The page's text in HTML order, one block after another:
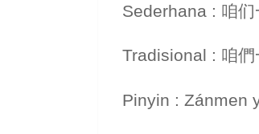
Sederhana : 咱
Tradisional : 咱
Pinyin : Zánmen